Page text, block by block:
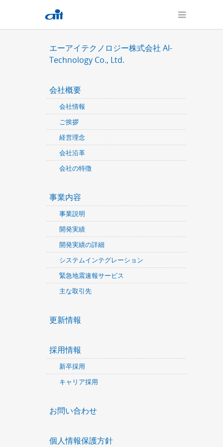
エーアイテクノロジー株式会社 AI-
Technology Co., Ltd.
会社概要
会社情報
ご挨拶
経営理念
会社沿革
会社の特徴
事業内容
事業説明
開発実績
開発実績の詳細
システムインテグレーション
緊急地震速報サービス
主な取引先
更新情報
採用情報
新卒採用
キャリア採用
お問い合わせ
個人情報保護方針